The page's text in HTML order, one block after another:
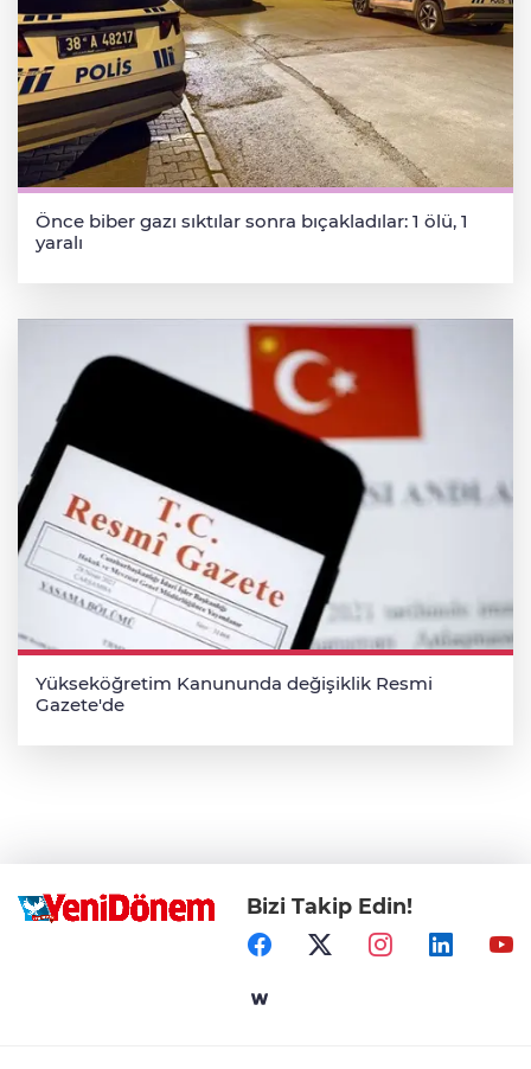
Önce biber gazı sıktılar sonra bıçakladılar: 1 ölü, 1
yaralı
Yükseköğretim Kanununda değişiklik Resmi
Gazete'de
Bizi Takip Edin!